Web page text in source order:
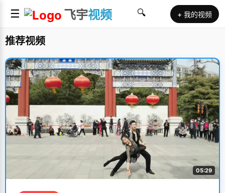
☰ 飞宇视频 🔍 + 我的视频
推荐视频
05:29